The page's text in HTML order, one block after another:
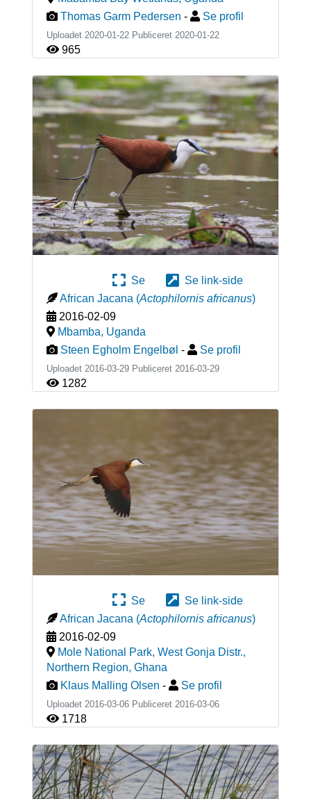
Thomas Garm Pedersen - Se profil
Uploadet 2020-01-22 Publiceret 2020-01-22
965
Se
Se link-side
African Jacana (Actophilornis africanus)
2016-02-09
Mbamba, Uganda
Steen Egholm Engelbøl - Se profil
Uploadet 2016-03-29 Publiceret 2016-03-29
1282
Se
Se link-side
African Jacana (Actophilornis africanus)
2016-02-09
Mole National Park, West Gonja Distr.,
Northern Region, Ghana
Klaus Malling Olsen - Se profil
Uploadet 2016-03-06 Publiceret 2016-03-06
1718